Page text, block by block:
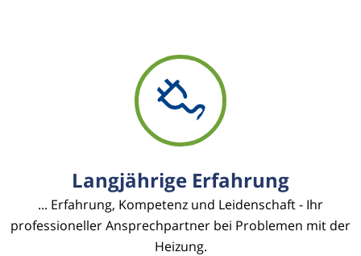
Langjährige Erfahrung
... Erfahrung, Kompetenz und Leidenschaft - Ihr
professioneller Ansprechpartner bei Problemen mit der
Heizung.